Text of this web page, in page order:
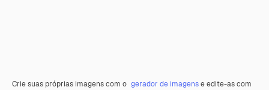
Crie suas próprias imagens com o gerador de imagense edite-as com